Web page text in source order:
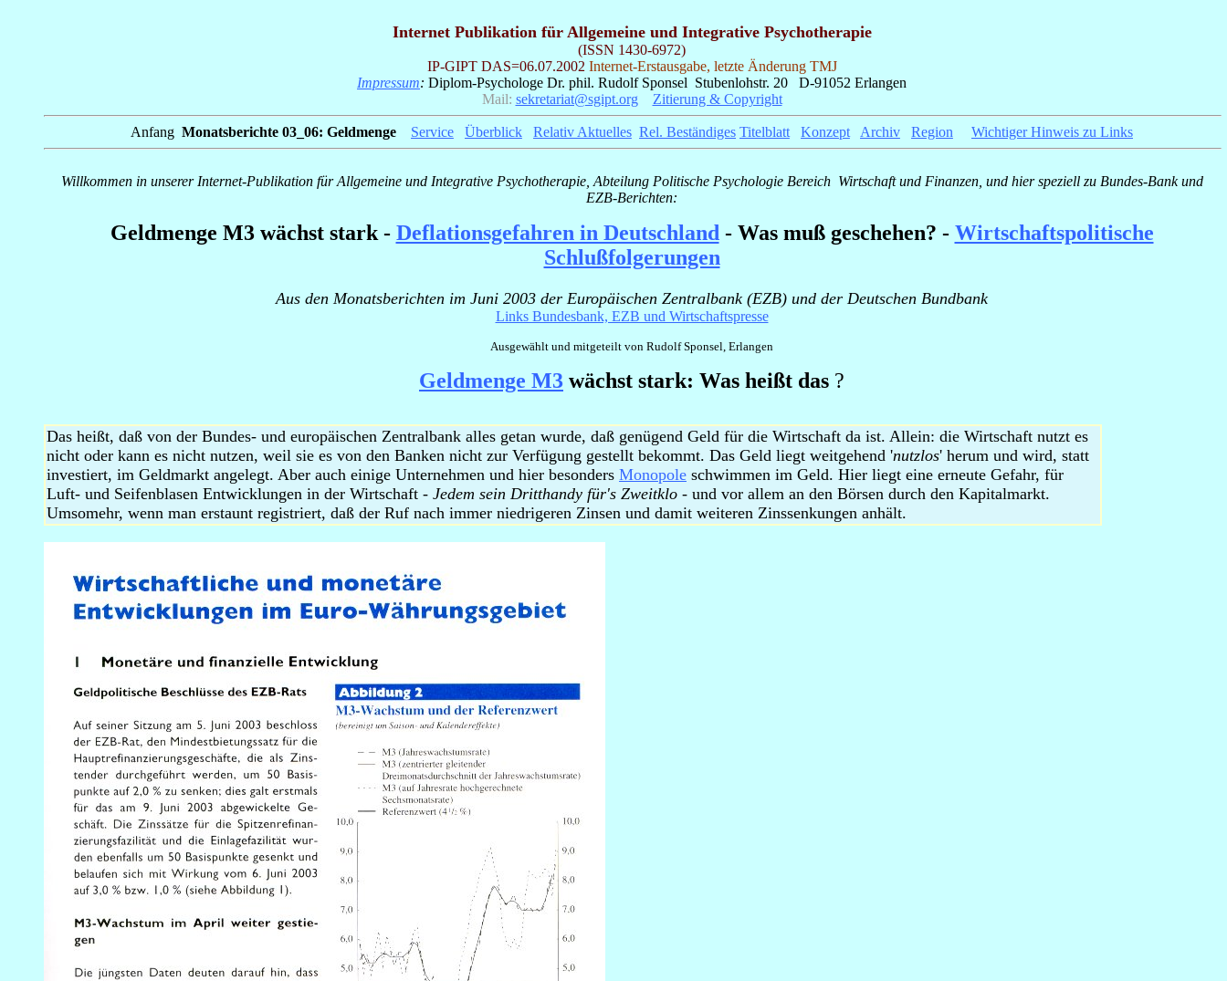
Internet Publikation für Allgemeine und Integrative Psychotherapie
(ISSN 1430-6972)
IP-GIPT DAS=06.07.2002 Internet-Erstausgabe, letzte Änderung TMJ
Impressum: Diplom-Psychologe Dr. phil. Rudolf Sponsel Stubenlohstr. 20 D-91052 Erlangen
Mail: sekretariat@sgipt.org Zitierung & Copyright
Anfang Monatsberichte 03_06: Geldmenge Service Überblick Relativ Aktuelles Rel. Beständiges Titelblatt Konzept Archiv Region Wichtiger Hinweis zu Links
Willkommen in unserer Internet-Publikation für Allgemeine und Integrative Psychotherapie, Abteilung Politische Psychologie Bereich Wirtschaft und Finanzen, und hier speziell zu Bundes-Bank und
EZB-Berichten:
Geldmenge M3 wächst stark - Deflationsgefahren in Deutschland - Was muß geschehen? - Wirtschaftspolitische
Schlußfolgerungen
Aus den Monatsberichten im Juni 2003 der Europäischen Zentralbank (EZB) und der Deutschen Bundbank
Links Bundesbank, EZB und Wirtschaftspresse
Ausgewählt und mitgeteilt von Rudolf Sponsel, Erlangen
Geldmenge M3 wächst stark: Was heißt das ?
Das heißt, daß von der Bundes- und europäischen Zentralbank alles getan wurde, daß genügend Geld für die Wirtschaft da ist. Allein: die Wirtschaft nutzt es
nicht oder kann es nicht nutzen, weil sie es von den Banken nicht zur Verfügung gestellt bekommt. Das Geld liegt weitgehend 'nutzlos' herum und wird, statt
investiert, im Geldmarkt angelegt. Aber auch einige Unternehmen und hier besonders Monopole schwimmen im Geld. Hier liegt eine erneute Gefahr, für
Luft- und Seifenblasen Entwicklungen in der Wirtschaft - Jedem sein Dritthandy für's Zweitklo - und vor allem an den Börsen durch den Kapitalmarkt.
Umsomehr, wenn man erstaunt registriert, daß der Ruf nach immer niedrigeren Zinsen und damit weiteren Zinssenkungen anhält.